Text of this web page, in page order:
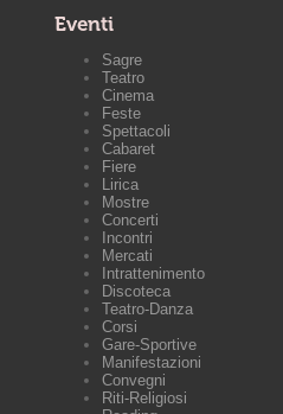
Eventi
Sagre
Teatro
Cinema
Feste
Spettacoli
Cabaret
Fiere
Lirica
Mostre
Concerti
Incontri
Mercati
Intrattenimento
Discoteca
Teatro-Danza
Corsi
Gare-Sportive
Manifestazioni
Convegni
Riti-Religiosi